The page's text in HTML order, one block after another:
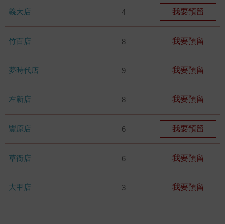
義大店 4 我要預留
竹百店 8 我要預留
夢時代店 9 我要預留
左新店 8 我要預留
豐原店 6 我要預留
草衙店 6 我要預留
大甲店 3 我要預留